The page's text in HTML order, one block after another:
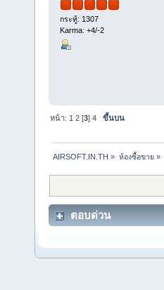
กระทู้: 1307
Karma: +4/-2
หน้า: 1 2 [3]4 ขึ้นบน
AIRSOFT.IN.TH » ห้องซื้อขาย»
ตอบด่วน